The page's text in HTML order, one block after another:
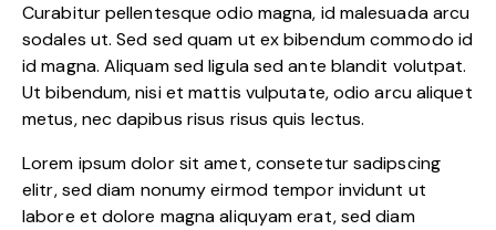
Curabitur pellentesque odio magna, id malesuada arcu
sodales ut. Sed sed quam ut ex bibendum commodo id
id magna. Aliquam sed ligula sed ante blandit volutpat.
Ut bibendum, nisi et mattis vulputate, odio arcu aliquet
metus, nec dapibus risus risus quis lectus.
Lorem ipsum dolor sit amet, consetetur sadipscing
elitr, sed diam nonumy eirmod tempor invidunt ut
labore et dolore magna aliquyam erat, sed diam